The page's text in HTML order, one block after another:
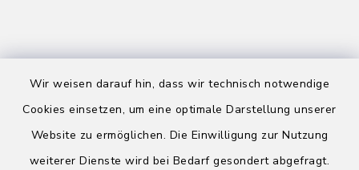
Wir weisen darauf hin, dass wir technisch notwendige
Cookies einsetzen, um eine optimale Darstellung unserer
Website zu ermöglichen. Die Einwilligung zur Nutzung
weiterer Dienste wird bei Bedarf gesondert abgefragt.
Kontakt